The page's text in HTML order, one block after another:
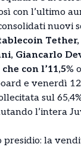
con l’ultimo
nuovi
Giancarlo
con l’11,5%
e venerdì
sul
l’intera
presidio: la